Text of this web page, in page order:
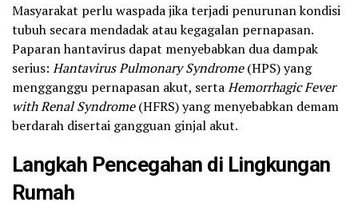
Masyarakat perlu waspada jika terjadi penurunan kondisi
tubuh secara mendadak atau kegagalan pernapasan.
Paparan hantavirus dapat menyebabkan dua dampak
serius: Hantavirus Pulmonary Syndrome(HPS) yang
mengganggu pernapasan akut, sertaHemorrhagic Fever
with Renal Syndrome(HFRS) yang menyebabkan demam
berdarah disertai gangguan ginjal akut.
Langkah Pencegahan di Lingkungan
Rumah